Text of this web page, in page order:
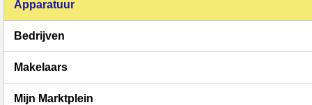
Apparatuur
Bedrijven
Makelaars
Mijn Marktplein